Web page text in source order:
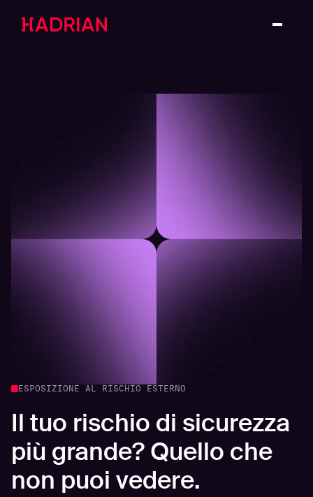
ESPOSIZIONE AL RISCHIO ESTERNO
Il tuo rischio di sicurezza
più grande? Quello che
non puoi vedere.